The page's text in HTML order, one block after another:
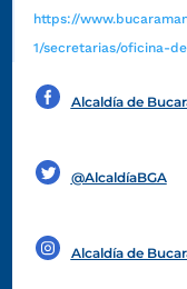
https://
1/secretarias/oficina-
Alcaldía de
@AlcaldíaBGA
Alcaldía de